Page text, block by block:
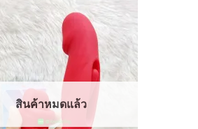
สินค้าหมดแล้ว